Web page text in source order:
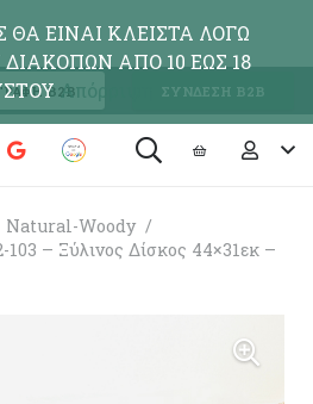
Β2Β ΣΥΝΔΕΣΗ Β2Β
Natural-Woody /
103 – Ξύλινος Δίσκος 44×31εκ –
ΘΑ ΕΙΝΑΙ ΚΛΕΙΣΤΑ ΛΟΓΩ
ΑΠΟ 10 ΕΩΣ 18
Απόρριψη